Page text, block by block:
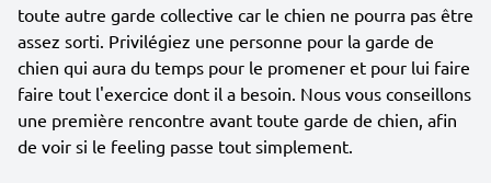
toute autre garde collective car le chien ne pourra pas être
assez sorti. Privilégiez une personne pour la garde de
chien qui aura du temps pour le promener et pour lui faire
faire tout l'exercice dont il a besoin. Nous vous conseillons
une première rencontre avant toute garde de chien, afin
de voir si le feeling passe tout simplement.